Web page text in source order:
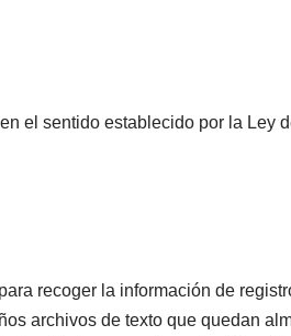
el sentido establecido por la Ley
recoger la información de
archivos de texto que quedan